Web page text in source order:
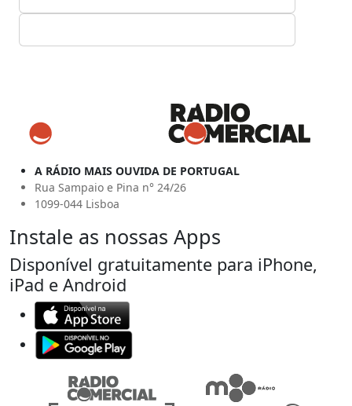
A RÁDIO MAIS OUVIDA DE PORTUGAL
Rua Sampaio e Pina n° 24/26
1099-044 Lisboa
Instale as nossas Apps
Disponível gratuitamente para iPhone,
iPad e Android